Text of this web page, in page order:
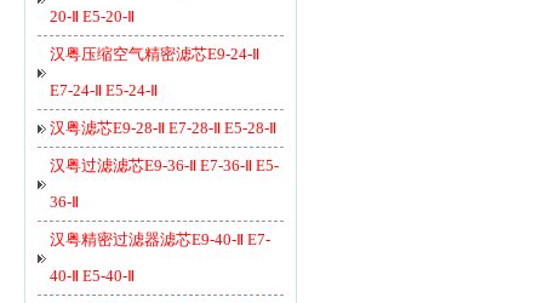
20-Ⅱ E5-20-Ⅱ
汉粤压缩空气精密滤芯E9-24-Ⅱ
E7-24-Ⅱ E5-24-Ⅱ
汉粤滤芯E9-28-Ⅱ E7-28-Ⅱ E5-28-Ⅱ
汉粤过滤滤芯E9-36-Ⅱ E7-36-Ⅱ E5-
36-Ⅱ
汉粤精密过滤器滤芯E9-40-Ⅱ E7-
40-Ⅱ E5-40-Ⅱ